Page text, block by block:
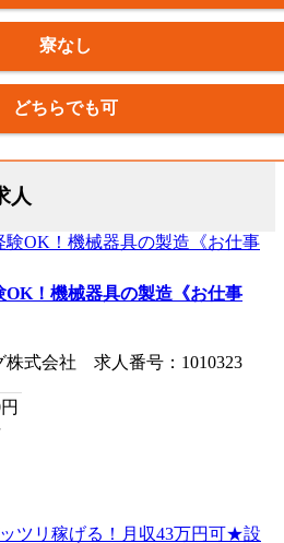
寮なし
どちらでも可
人
OK！機械器具の製造《お仕事
株式会社 求人番号：1010323
円